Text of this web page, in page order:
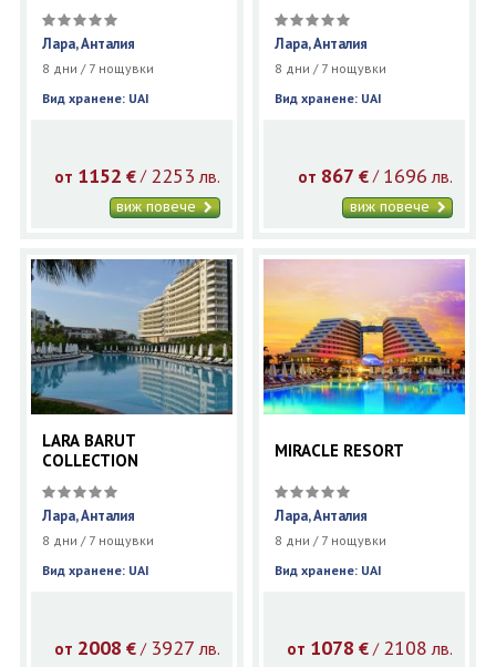
Лара, Анталия
8 дни / 7 нощувки
Вид хранене: UAI
от 1152 €/ 2253 лв.
виж повече
Лара, Анталия
8 дни / 7 нощувки
Вид хранене: UAI
от 867 € / 1696 лв.
виж повече
LARA BARUT
COLLECTION
Лара, Анталия
8 дни / 7 нощувки
Вид хранене: UAI
от 2008 €/ 3927 лв.
MIRACLE RESORT
Лара, Анталия
8 дни / 7 нощувки
Вид хранене: UAI
от 1078 € / 2108 лв.